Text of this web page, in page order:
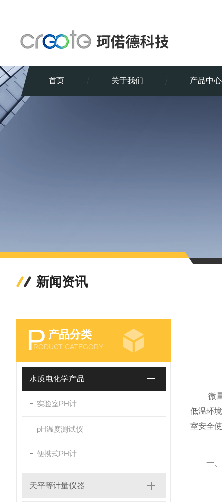
首页 关于我们 产品中心
新闻资讯
P 产品分类
RODUCT CATEGORY
水质电化学产品
实验室PH计
pH温度测试仪
便携式PH计
天平等计量仪器
微量高
低温环
室安全
一、